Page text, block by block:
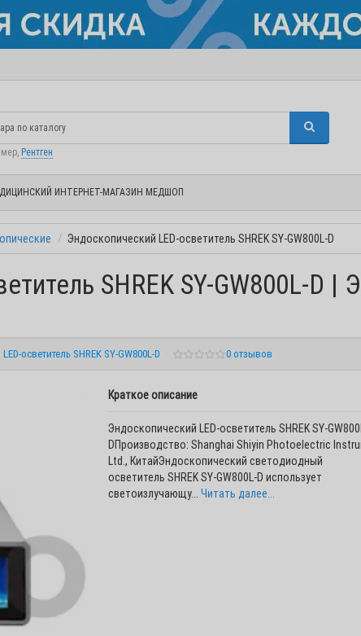
Рентген
ИНТЕРНЕТ-МАГАЗИН МЕДШОП
Эндоскопический LED-осветитель SHREK SY-GW800L-D
SHREK SY-GW800L-D |
осветитель SHREK SY-GW800L-D 0 отзывов
Краткое описание
Эндоскопический LED-осветитель SHREK SY-
DПроизводство: Shanghai Shiyin Photoelectric
Ltd., КитайЭндоскопический светодиодный
осветитель SHREK SY-GW800L-D использует
светоизлучающу... Читать далее...